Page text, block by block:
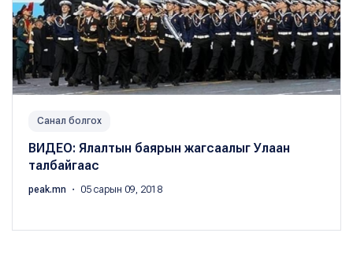
Санал болгох
ВИДЕО: Ялалтын баярын жагсаалыг Улаан
талбайгаас
peak.mn ・ 05 сарын 09, 2018